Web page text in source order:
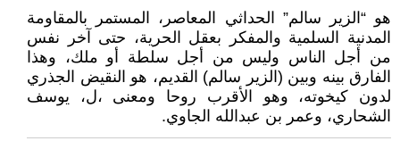
هو “الزير سالم” الحداثي المعاصر، المستمر بالمقاومة
المدنية السلمية والمفكر بعقل الحرية، حتى آخر نفس
من أجل الناس وليس من أجل سلطة أو ملك، وهذا
الفارق بينه وبين (الزير سالم) القديم، هو النقيض الجذري
لدون كيخوته، وهو الأقرب روحا ومعنى ،ل، يوسف
الشحاري، وعمر بن عبدالله الجاوي.